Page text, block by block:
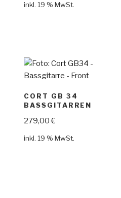
inkl. 19 % MwSt.
CORT GB 34
BASSGITARREN
279,00€
inkl. 19 % MwSt.